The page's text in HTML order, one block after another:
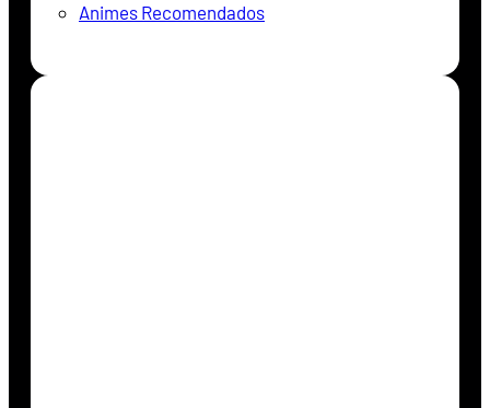
Animes Recomendados